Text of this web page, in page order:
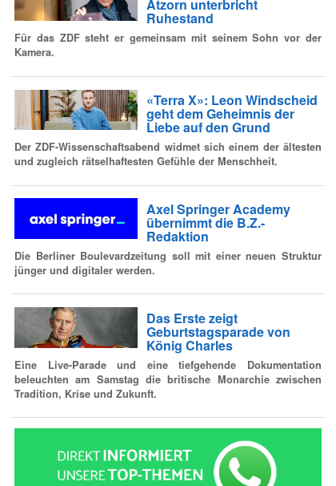
Atzorn unterbricht
Ruhestand
Für das ZDF steht er gemeinsam mit seinem Sohn vor der
Kamera.
«Terra X»: Leon Windscheid
geht dem Geheimnis der
Liebe auf den Grund
Der ZDF-Wissenschaftsabend widmet sich einem der ältesten
und zugleich rätselhaftesten Gefühle der Menschheit.
Axel Springer Academy
übernimmt die B.Z.-
Redaktion
Die Berliner Boulevardzeitung soll mit einer neuen Struktur
jünger und digitaler werden.
Das Erste zeigt
Geburtstagsparade von
König Charles
Eine Live-Parade und eine tiefgehende Dokumentation
beleuchten am Samstag die britische Monarchie zwischen
Tradition, Krise und Zukunft.